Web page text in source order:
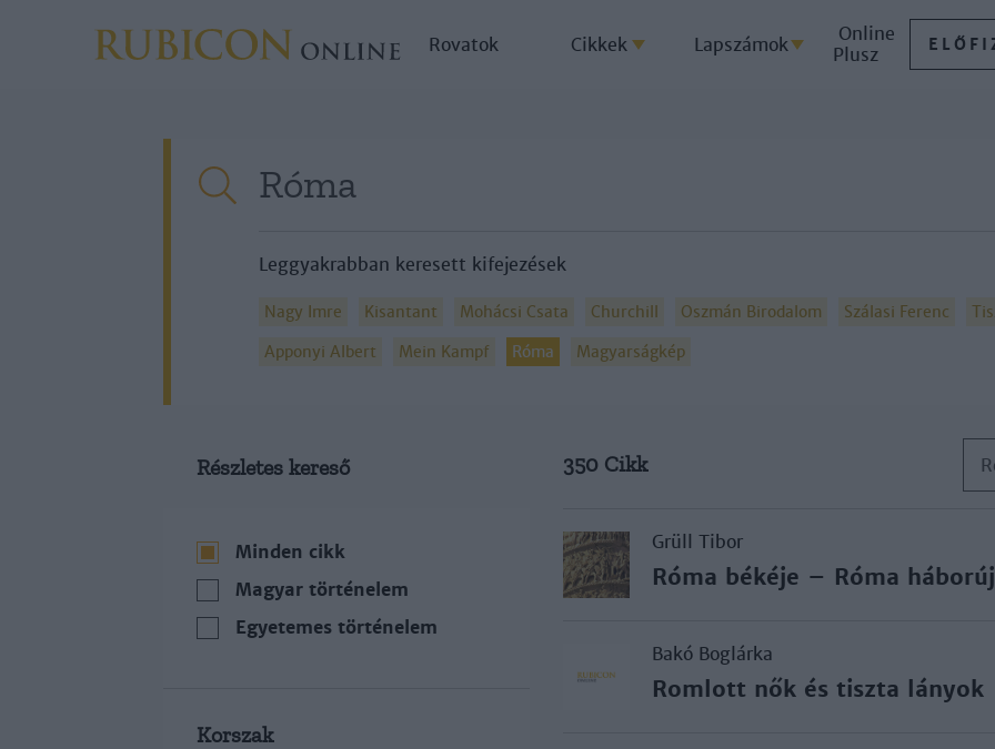
Rovatok Cikkek Lapszámok
Online
Plusz
Leggyakrabban keresett kifejezések
Nagy Imre Kisantant Mohácsi Csata Churchill Oszmán Birodalom Szálasi Ferenc
Apponyi Albert
Mein Kampf Róma Magyarságkép
Részletes kereső
Minden cikk
Magyar történelem
Egyetemes történelem
Korszak
350 Cikk
Grüll Tibor
Róma békéje – Róma
Bakó Boglárka
Romlott nők és tiszta lányok